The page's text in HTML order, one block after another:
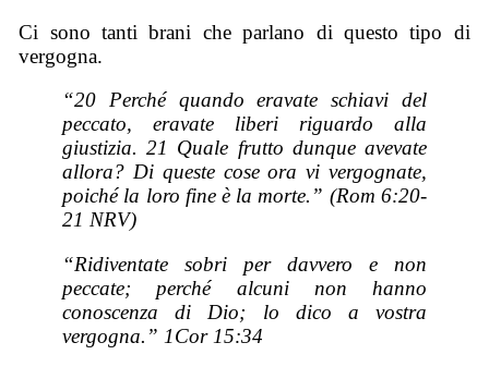
Ci sono tanti brani che parlano di questo tipo di
vergogna.
“20 Perché quando eravate schiavi del
peccato, eravate liberi riguardo alla
giustizia. 21 Quale frutto dunque avevate
allora? Di queste cose ora vi vergognate,
poiché la loro fine è la morte.” (Rom 6:20-
21 NRV)
“Ridiventate sobri per davvero e non
peccate; perché alcuni non hanno
conoscenza di Dio; lo dico a vostra
vergogna.” 1Cor 15:34